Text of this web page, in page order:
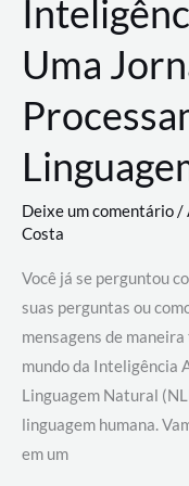
Uma
Deixe um comentário/
Costa
Você já se perguntou
suas perguntas ou
mensagens de
mundo da Inteligência
Linguagem Natural
linguagem humana.
em um